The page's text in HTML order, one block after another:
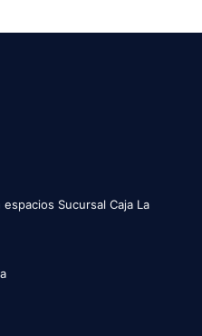
Sucursal Caja La